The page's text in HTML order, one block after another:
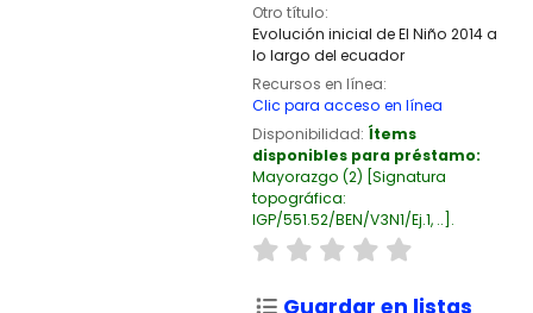
Otro título:
Evolución inicial de El Niño 2014 a
lo largo del ecuador
Recursos en línea:
Clic para acceso en línea
Disponibilidad: Ítems
disponibles para préstamo:
Mayorazgo (2) Signatura
topográfica:
IGP/551.52/BEN/V3N1/Ej.1, .. .
Guardar en listas